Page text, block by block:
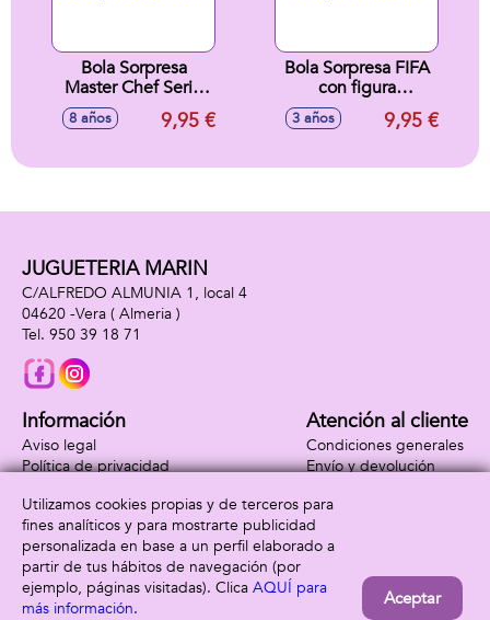
Bola Sorpresa
Master Chef Serie
2, colecc¡onables
10cm
8 años 9,95 €
Bola Sorpresa FIFA
con figura
futbolista,
colecc¡onables
3 años 9,95 €
JUGUETERIA MARIN
C/ALFREDO ALMUNIA 1, local 4
04620 -Vera ( Almeria )
950 39 18 71
Información
Aviso legal
Política de privacidad
Atención al cliente
Condiciones generales
Envío y devolución
Formas de pago
Utilizamos cookies propias y de terceros para
fines analíticos y para mostrarte publicidad
personalizada en base a un perfil elaborado a
partir de tus hábitos de navegación (por
ejemplo, páginas visitadas). Clica AQUÍ para
más información. Aceptar